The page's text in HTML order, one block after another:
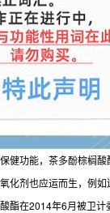
健功能，茶多酚棕榈
化剂也应运而生，例
酯在2014年6月被卫